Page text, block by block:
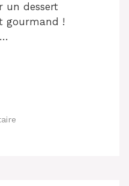
un dessert
gourmand !